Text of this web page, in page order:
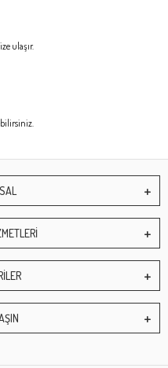
ulaşır.